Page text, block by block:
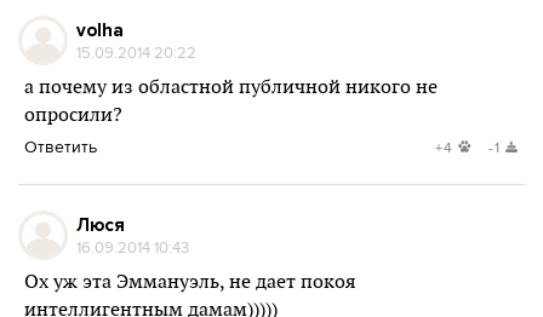
volha
15.09.2014 20:22
а почему из областной публичной никого не
опросили?
Ответить +4 -1
Люся
16.09.2014 10:43
Ох уж эта Эммануэль, не дает покоя
интеллигентным дамам)))))